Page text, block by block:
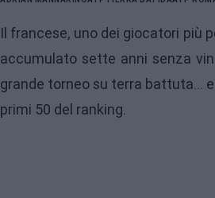
Il francese, uno dei giocatori più
accumulato sette anni senza
grande torneo su terra battuta...
primi 50 del ranking.